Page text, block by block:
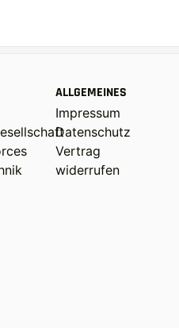
ALLGEMEINES
Impressum
Datenschutz
Vertrag
widerrufen